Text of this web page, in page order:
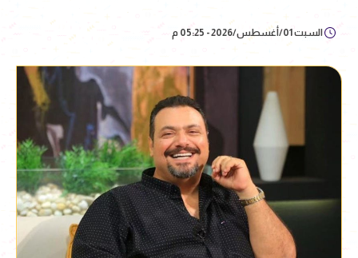
السبت 01/أغسطس/2026 - 05:25 م